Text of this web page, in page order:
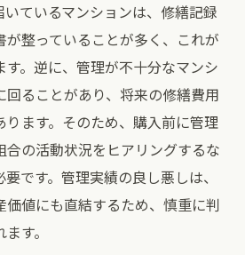
ているマンションは、修繕記録
整っていることが多く、これが
。逆に、管理が不十分なマンシ
回ることがあり、将来の修繕費用
ます。そのため、購入前に管理
の活動状況をヒアリングするな
です。管理実績の良し悪しは、
価値にも直結するため、慎重に判
す。